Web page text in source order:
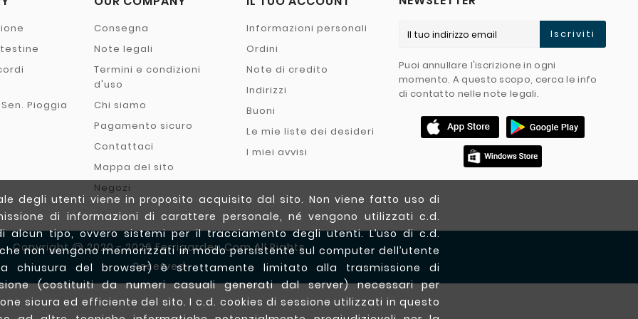
degli utenti viene in proposito acquisito dal sito. Non viene fatto uso di
di informazioni di carattere personale, né vengono utilizzati c.d.
alcun tipo, ovvero sistemi per il tracciamento degli utenti. L’uso di c.d.
non vengono memorizzati in modo persistente sul computer dell’utente
chiusura del browser) è strettamente limitato alla trasmissione di
(costituiti da numeri casuali generati dal server) necessari per
sicura ed efficiente del sito. I c.d. cookies di sessione utilizzati in questo
Pioggia
Consegna
Note legali
Termini e condizioni
d'uso
Chi siamo
Pagamento sicuro
Contattaci
Mappa del sito
Negozi
Informazioni personali
Ordini
Note di credito
Indirizzi
Buoni
Le mie liste dei desideri
I miei avvisi
Iscriviti
Puoi annullare l'iscrizione in ogni
momento. A questo scopo, cerca le info
di contatto nelle note legali.
Copyright @ 2020 - 2026 Ferrigarden.com All Rights
Reserved